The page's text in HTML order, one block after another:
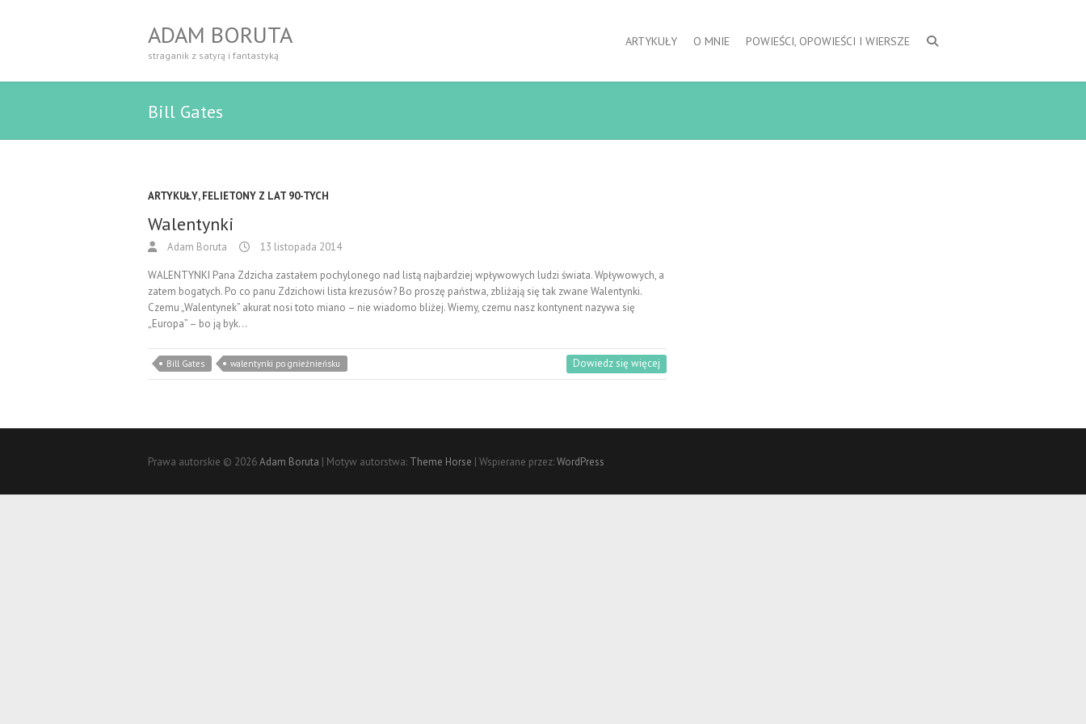
ADAM BORUTA
straganik z satyrą i fantastyką
ARTYKUŁY O MNIE POWIEŚCI, OPOWIEŚCI I WIERSZE
Bill Gates
ARTYKUŁY,FELIETONY Z LAT 90-TYCH
Walentynki
Adam Boruta 13 listopada 2014
WALENTYNKI Pana Zdzicha zastałem pochylonego nad listą najbardziej wpływowych ludzi świata. Wpływowych, a
zatem bogatych. Po co panu Zdzichowi lista krezusów? Bo proszę państwa, zbliżają się tak zwane Walentynki.
Czemu „Walentynek” akurat nosi toto miano – nie wiadomo bliżej. Wiemy, czemu nasz kontynent nazywa się
„Europa” – bo ją byk…
Bill Gates walentynki po gnieźnieńsku Dowiedz się więcej
Prawa autorskie © 2026Adam Boruta | Motyw autorstwa: Theme Horse | Wspierane przez:WordPress